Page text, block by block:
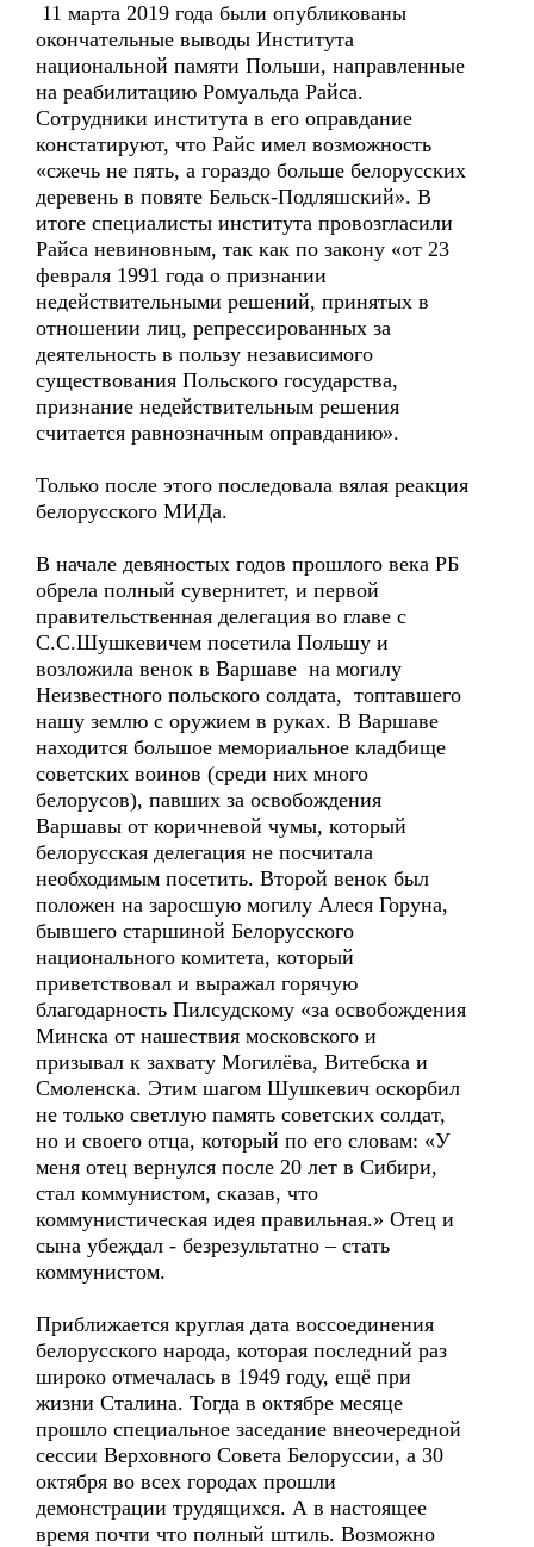
11 марта 2019 года были опубликованы
окончательные выводы Института
национальной памяти Польши, направленные
на реабилитацию Ромуальда Райса.
Сотрудники института в его оправдание
констатируют, что Райс имел возможность
«сжечь не пять, а гораздо больше белорусских
деревень в повяте Бельск-Подляшский». В
итоге специалисты института провозгласили
Райса невиновным, так как по закону «от 23
февраля 1991 года о признании
недействительными решений, принятых в
отношении лиц, репрессированных за
деятельность в пользу независимого
существования Польского государства,
признание недействительным решения
считается равнозначным оправданию».
Только после этого последовала вялая реакция
белорусского МИДа.
В начале девяностых годов прошлого века РБ
обрела полный сувернитет, и первой
правительственная делегация во главе с
С.С.Шушкевичем посетила Польшу и
возложила венок в Варшаве на могилу
Неизвестного польского солдата, топтавшего
нашу землю с оружием в руках. В Варшаве
находится большое мемориальное кладбище
советских воинов (среди них много
белорусов), павших за освобождения
Варшавы от коричневой чумы, который
белорусская делегация не посчитала
необходимым посетить. Второй венок был
положен на заросшую могилу Алеся Горуна,
бывшего старшиной Белорусского
национального комитета, который
приветствовал и выражал горячую
благодарность Пилсудскому «за освобождения
Минска от нашествия московского и
призывал к захвату Могилёва, Витебска и
Смоленска. Этим шагом Шушкевич оскорбил
не только светлую память советских солдат,
но и своего отца, который по его словам: «У
меня отец вернулся после 20 лет в Сибири,
стал коммунистом, сказав, что
коммунистическая идея правильная.» Отец и
сына убеждал - безрезультатно – стать
коммунистом.
Приближается круглая дата воссоединения
белорусского народа, которая последний раз
широко отмечалась в 1949 году, ещё при
жизни Сталина. Тогда в октябре месяце
прошло специальное заседание внеочередной
сессии Верховного Совета Белоруссии, а 30
октября во всех городах прошли
демонстрации трудящихся. А в настоящее
время почти что полный штиль. Возможно